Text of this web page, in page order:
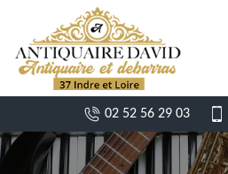
02 52 56 29 03